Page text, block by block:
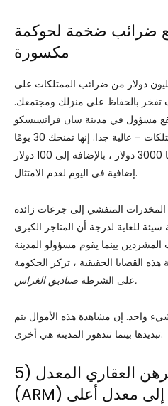
ضرائب ضخمة لحوكمة
مكسورة
دولار من ضرائب الممتلكات على
تفخر بالحفاظ على منزلك ومجتمعك.
مسؤول في مدينة سان فرانسيسكو
الممتلكات – عالية جدا. إنها تمنحك 30 يومًا
لإزالتها أو مواجهة غرامة قدرها 3000 دولار ، بالإضافة إلى 100 دولار
إضافية في اليوم لعدم الامتثال.
المتفشي إلى جرعات زائدة
للغاية لدرجة أن المتاجر الكبرى
بينما يقوم مسؤولو المدينة
القضايا الحقيقية ، تركز الحكومة
على الشرطةصناديق الغراس.
واحد. إن مشاهدة هذه الأموال يتم
تبديدها بينما تتدهور المدينة هي أخرى.
5) يتم إعادة ضبط الرهن العقاري المعدل
(ARM) إلى معدل أعلى